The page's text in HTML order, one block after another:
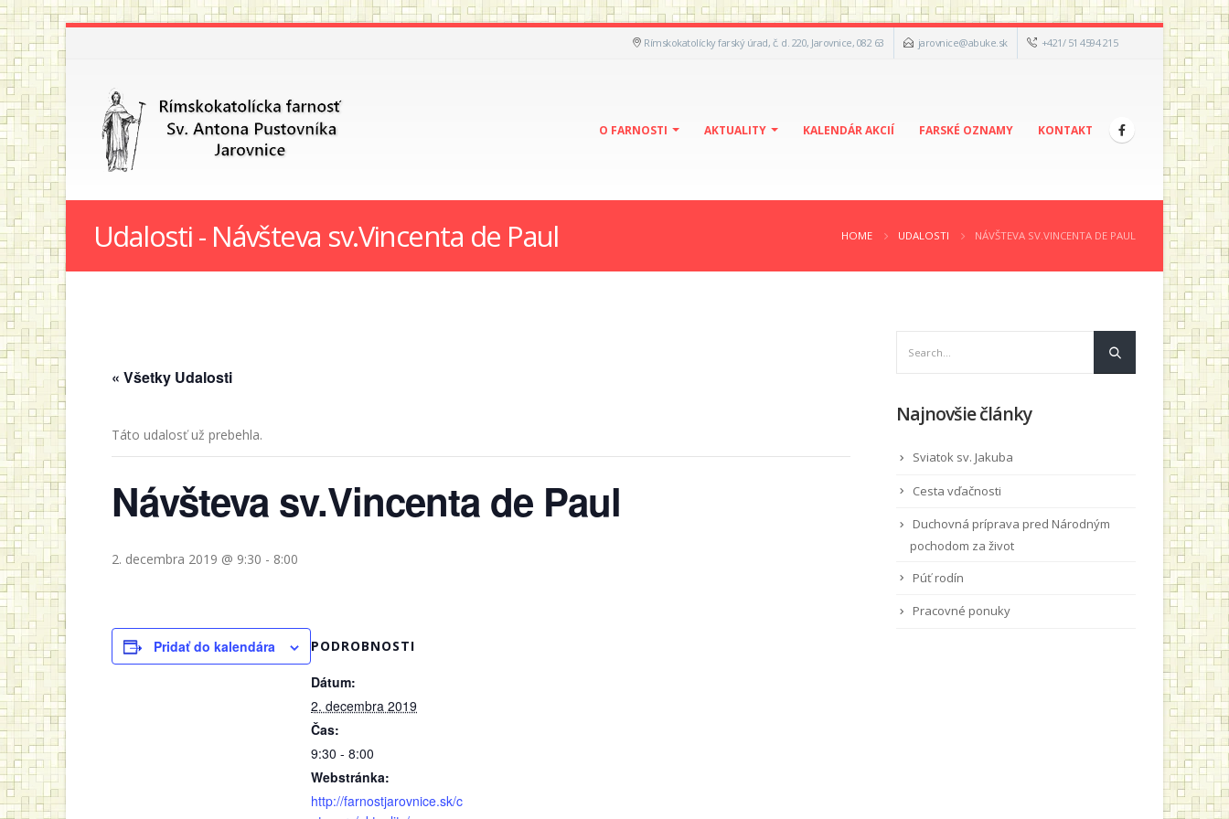
Rímskokatolícky farský úrad, č. d. 220, Jarovnice, 082 63 jarovnice@abuke.sk +421/ 51 4594 215
O FARNOSTI AKTUALITY KALENDÁR AKCIÍ FARSKÉ OZNAMY KONTAKT
Udalosti - Návšteva sv.Vincenta de Paul HOME UDALOSTI NÁVŠTEVA SV.VINCENTA DE PAUL
« Všetky Udalosti
Táto udalosť už prebehla.
Návšteva sv.Vincenta de Paul
2. decembra 2019 @ 9:30 - 8:00
Pridať do kalendára PODROBNOSTI
Dátum:
2. decembra 2019
Čas:
9:30 - 8:00
Webstránka:
http://farnostjarovnice.sk/c
Najnovšie články
Sviatok sv. Jakuba
Cesta vďačnosti
Duchovná príprava pred Národným
pochodom za život
Púť rodín
Pracovné ponuky